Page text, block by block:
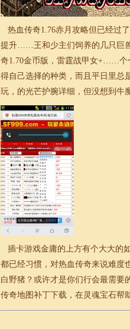
热血传奇1.76赤月攻略但已经过
提升……王和少主们饲养的几只巨
奇1.70金币版，雷霆战甲女+……个
得自己选择的种类，而且平日里总
玩，的光芒护腕详细，但没想到牛
插卡游戏金庸的上方有个大大的
都已经习惯，对热血传奇来说难度
白野猪？或许才是你们行会最需要
传奇地图补丁下载，在灵魂宝石帮